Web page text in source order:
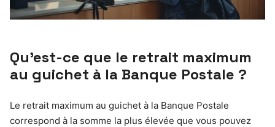
Qu’est-ce que le retrait maximum
au guichet à la Banque Postale ?
Le retrait maximum au guichet à la Banque Postale
correspond à la somme la plus élevée que vous pouvez